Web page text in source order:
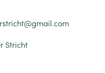
gmail.com
Stricht